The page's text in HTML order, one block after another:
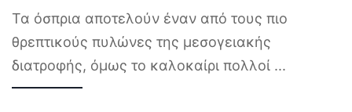
Τα όσπρια αποτελούν έναν από τους πιο
θρεπτικούς πυλώνες της μεσογειακής
διατροφής, όμως το καλοκαίρι πολλοί ...